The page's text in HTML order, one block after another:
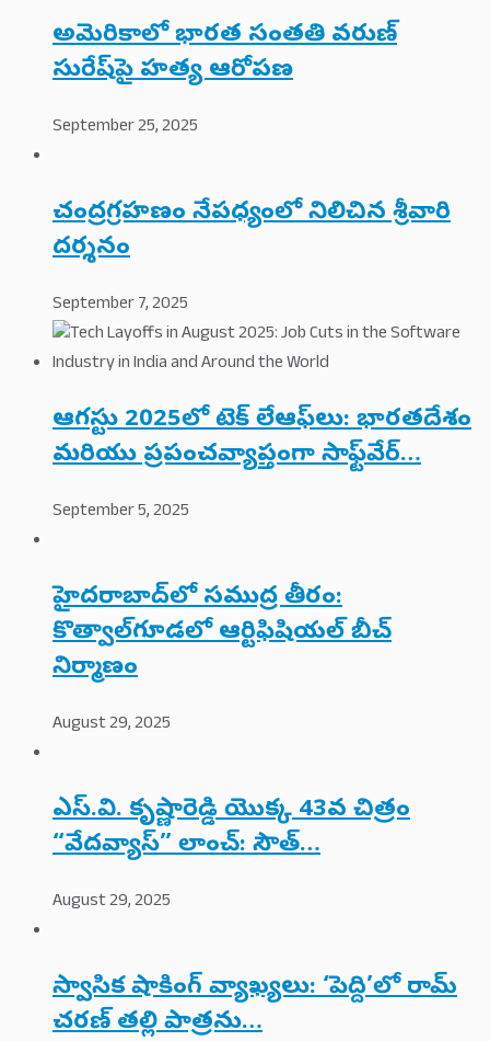
అమెరికాలో భారత సంతతి వరుణ్
సురేష్‌పై హత్య ఆరోపణ
September 25, 2025
చంద్రగ్రహణం నేపధ్యంలో నిలిచిన శ్రీవారి
దర్శనం
September 7, 2025
ఆగస్టు 2025లో టెక్ లేఆఫ్‌లు: భారతదేశం
మరియు ప్రపంచవ్యాప్తంగా సాఫ్ట్‌వేర్…
September 5, 2025
హైదరాబాద్‌లో సముద్ర తీరం:
కొత్వాల్‌గూడలో ఆర్టిఫిషియల్ బీచ్
నిర్మాణం
August 29, 2025
ఎస్.వి. కృష్ణారెడ్డి యొక్క 43వ చిత్రం
“వేదవ్యాస్” లాంచ్: సౌత్…
August 29, 2025
స్వాసిక షాకింగ్ వ్యాఖ్యలు: ‘పెద్ది’లో రామ్
చరణ్ తల్లి పాత్రను…